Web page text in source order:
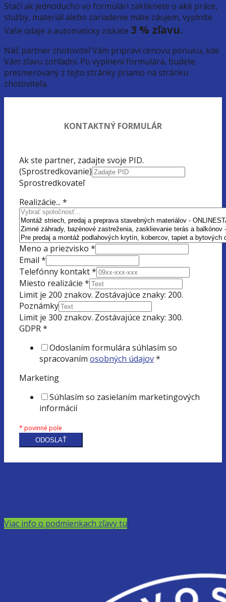
Stačí ak jednoducho vo formulári zakliknete o aké práce,
služby, materiál alebo zariadenie máte záujem, vyplníte
Vaše údaje a automaticky získate 3 % zľavu.
Náš partner zhotoviteľ Vám pripraví cenovú ponuku, kde
Vám zľavu zohľadní. Po vyplnení formulára, budete
presmerovaný z tejto stránky priamo na stránku
zhotoviteľa.
KONTAKTNÝ FORMULÁR
Ak ste partner, zadajte svoje PID.
(Sprostredkovanie)
Sprostredkovateľ
Realizácie... *
Meno a priezvisko *
Email *
Telefónny kontakt*
Miesto realizácie *
Limit je 200 znakov. Zostávajúce znaky: 200.
Poznámky
Limit je 300 znakov. Zostávajúce znaky: 300.
GDPR*
Odoslaním formulára súhlasím so
spracovaním osobných údajov*
Marketing
Súhlasím so zasielaním marketingových
informácií
* povinné pole
ODOSLAŤ
Viac info o podmienkach zľavy tu